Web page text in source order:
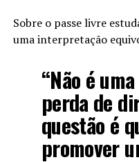
Sobre o passe livre
uma interpretação
“Não é
perda de
questão é
promover